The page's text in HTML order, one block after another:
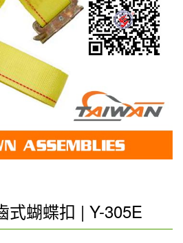
式蝴蝶扣 | Y-305E